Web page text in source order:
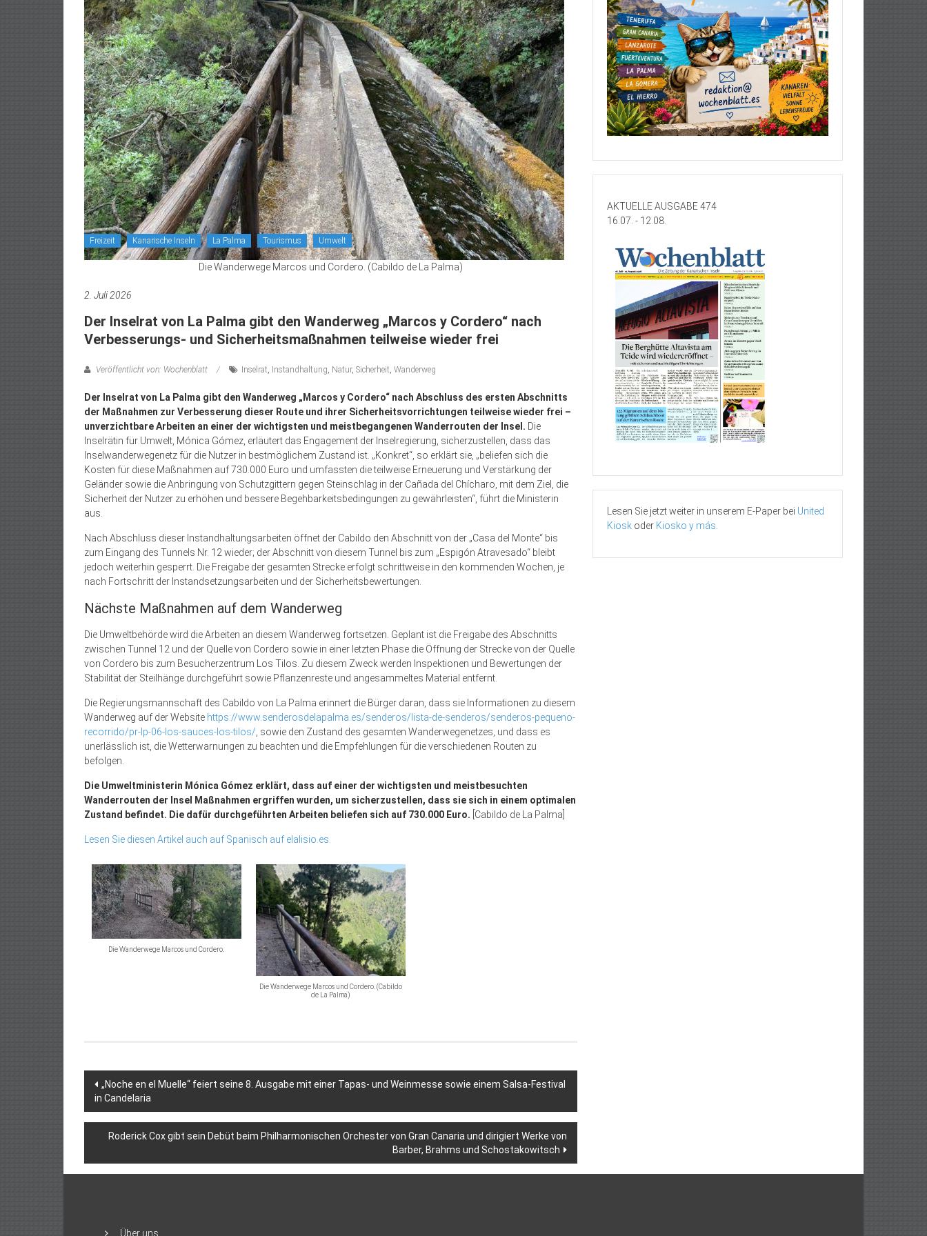
Freizeit Kanarische Inseln La Palma Tourismus Umwelt
Die Wanderwege Marcos und Cordero. (Cabildo de La Palma)
2. Juli 2026
Der Inselrat von La Palma gibt den Wanderweg „Marcos y Cordero“ nach
Verbesserungs- und Sicherheitsmaßnahmen teilweise wieder frei
Veröffentlicht von: Wochenblatt Inselrat, Instandhaltung, Natur, Sicherheit, Wanderweg
Der Inselrat von La Palma gibt den Wanderweg „Marcos y Cordero“ nach Abschluss des ersten Abschnitts
der Maßnahmen zur Verbesserung dieser Route und ihrer Sicherheitsvorrichtungen teilweise wieder frei –
unverzichtbare Arbeiten an einer der wichtigsten und meistbegangenen Wanderrouten der Insel. Die
Inselrätin für Umwelt, Mónica Gómez, erläutert das Engagement der Inselregierung, sicherzustellen, dass das
Inselwanderwegenetz für die Nutzer in bestmöglichem Zustand ist. „Konkret“, so erklärt sie, „beliefen sich die
Kosten für diese Maßnahmen auf 730.000 Euro und umfassten die teilweise Erneuerung und Verstärkung der
Geländer sowie die Anbringung von Schutzgittern gegen Steinschlag in der Cañada del Chícharo, mit dem Ziel, die
Sicherheit der Nutzer zu erhöhen und bessere Begehbarkeitsbedingungen zu gewährleisten“, führt die Ministerin
aus.
Nach Abschluss dieser Instandhaltungsarbeiten öffnet der Cabildo den Abschnitt von der „Casa del Monte“ bis
zum Eingang des Tunnels Nr. 12 wieder; der Abschnitt von diesem Tunnel bis zum „Espigón Atravesado“ bleibt
jedoch weiterhin gesperrt. Die Freigabe der gesamten Strecke erfolgt schrittweise in den kommenden Wochen, je
nach Fortschritt der Instandsetzungsarbeiten und der Sicherheitsbewertungen.
Nächste Maßnahmen auf dem Wanderweg
Die Umweltbehörde wird die Arbeiten an diesem Wanderweg fortsetzen. Geplant ist die Freigabe des Abschnitts
zwischen Tunnel 12 und der Quelle von Cordero sowie in einer letzten Phase die Öffnung der Strecke von der Quelle
von Cordero bis zum Besucherzentrum Los Tilos. Zu diesem Zweck werden Inspektionen und Bewertungen der
Stabilität der Steilhänge durchgeführt sowie Pflanzenreste und angesammeltes Material entfernt.
Die Regierungsmannschaft des Cabildo von La Palma erinnert die Bürger daran, dass sie Informationen zu diesem
Wanderweg auf der Website https://www.senderosdelapalma.es/senderos/lista-de-senderos/senderos-pequeno-
recorrido/pr-lp-06-los-sauces-los-tilos/ , sowie den Zustand des gesamten Wanderwegenetzes, und dass es
unerlässlich ist, die Wetterwarnungen zu beachten und die Empfehlungen für die verschiedenen Routen zu
befolgen.
Die Umweltministerin Mónica Gómez erklärt, dass auf einer der wichtigsten und meistbesuchten
Wanderrouten der Insel Maßnahmen ergriffen wurden, um sicherzustellen, dass sie sich in einem optimalen
Zustand befindet. Die dafür durchgeführten Arbeiten beliefen sich auf 730.000 Euro. [Cabildo de La Palma]
Lesen Sie diesen Artikel auch auf Spanisch auf elalisio.es.
Die Wanderwege Marcos und Cordero.
Die Wanderwege Marcos und Cordero. (Cabildo
de La Palma)
Beitragsnavigation
„Noche en el Muelle“ feiert seine 8. Ausgabe mit einer Tapas- und Weinmesse sowie einem Salsa-Festival
in Candelaria
Roderick Cox gibt sein Debüt beim Philharmonischen Orchester von Gran Canaria und dirigiert Werke von
Barber, Brahms und Schostakowitsch
AKTUELLE AUSGABE 474
16.07. - 12.08.
Lesen Sie jetzt weiter in unserem E-Paper bei United
Kiosk oder Kiosko y más
Über uns